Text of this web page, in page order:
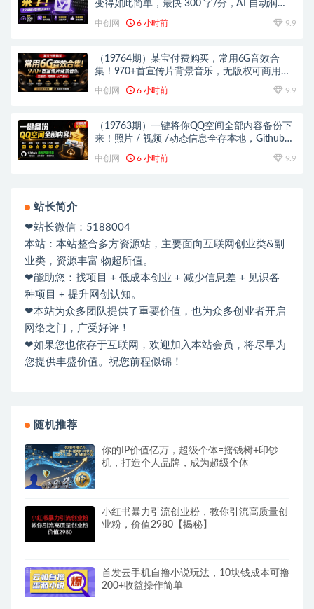
变得如此简单，最快 300 字/分，AI 自动润
中创网 6 小时前 9.9
（19764期）某宝付费购买，常用6G音效合
集！970+首宣传片背景音乐，无版权可商用大
中创网 6 小时前 9.9
（19763期）一键将你QQ空间全部内容备份下
来！照片 / 视频 /动态信息全存本地，Github最
中创网 6 小时前 9.9
站长简介
❤站长微信：5188004
本站：本站整合多方资源站，主要面向互联网创业类&副
业类，资源丰富 物超所值。
❤能助您：找项目 + 低成本创业 + 减少信息差 + 见识各
种项目 + 提升网创认知。
❤本站为众多团队提供了重要价值，也为众多创业者开启
网络之门，广受好评！
❤如果您也依存于互联网，欢迎加入本站会员，将尽早为
您提供丰盛价值。祝您前程似锦！
随机推荐
你的IP价值亿万，超级个体=摇钱树+印钞
机，打造个人品牌，成为超级个体
小红书暴力引流创业粉，教你引流高质量创
业粉，价值2980【揭秘】
首发云手机自撸小说玩法，10块钱成本可撸
200+收益操作简单